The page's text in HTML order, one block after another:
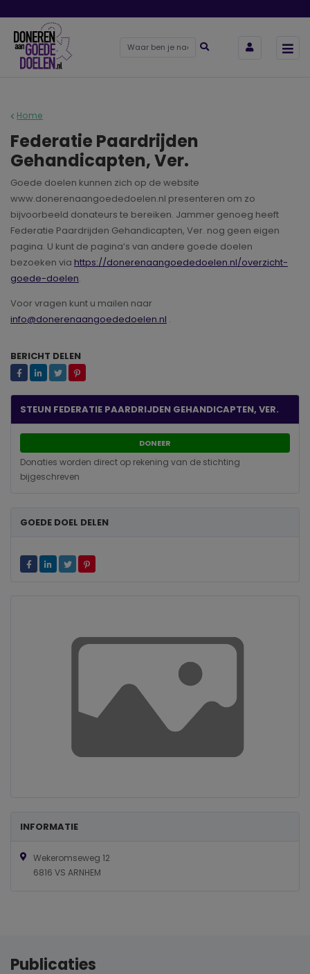
Home
Federatie Paardrijden
Gehandicapten, Ver.
Goede doelen kunnen zich op de website
www.donerenaangoededoelen.nl presenteren om zo
bijvoorbeeld donateurs te bereiken. Jammer genoeg heeft
Federatie Paardrijden Gehandicapten, Ver. nog geen eigen
pagina. U kunt de pagina’s van andere goede doelen
bezoeken via https://donerenaangoededoelen.nl/overzicht-
goede-doelen.
Voor vragen kunt u mailen naar
info@donerenaangoededoelen.nl .
BERICHT DELEN
STEUN FEDERATIE PAARDRIJDEN GEHANDICAPTEN, VER.
DONEER
Donaties worden direct op rekening van de stichting
bijgeschreven
GOEDE DOEL DELEN
INFORMATIE
Wekeromseweg 12
6816 VS ARNHEM
Publicaties